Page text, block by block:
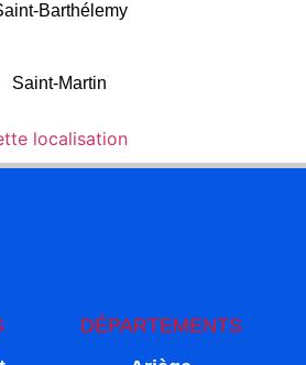
Barthélemy
Saint-Martin
localisation
DÉPARTEMENTS